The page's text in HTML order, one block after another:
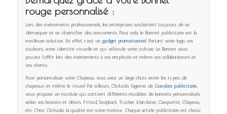
rouge personnalisé :
Lors des événements professionnels, les entreprises souhaitent toujours de se
démarquer et se diversifier des concurrents. Pour cela, le Bonnet publicitaire est la
meilleure solution. En effet, c’est un gadget promotionnel.Portant votre logo, vos
couleurs, votre identité visuelle et qui véhicule votre culture. Le Bonnet vous
pouvez l’offrir lors des événements à vos employés et même vos collaborateurs et
vos clients.
Pour personnaliser votre Chapeau, vous avez un large choix entre les types de
chapeaux et même le visuel. Par ailleurs, Clickado, l’agence deGoodies publicitaire,
vous propose un module qui contient différents modèles de bonnets personnalisés
selon vos besoins et désirs. Fitted, Snapback, Trucker, Irlandaise, Casquette, Chapeau,
etc. Chez Clickado, la qualité est notre moteur. Chaque article publicitaire est choisi